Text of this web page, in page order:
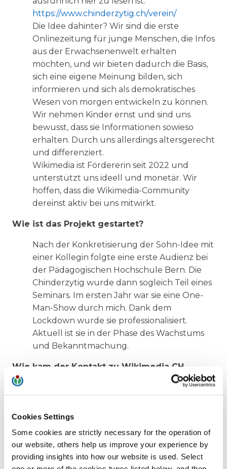
Cookies Settings
Some cookies are strictly necessary for the operation of
our website, others help us improve your experience by
providing insights into how our website is used. Select
https://www.chinderzytig.ch/verein/
Die Idee dahinter? Wir sind die erste
Onlinezeitung für junge Menschen, die Infos
aus der Erwachsenenwelt erhalten
möchten, und wir bieten dadurch die Basis,
sich eine eigene Meinung bilden, sich
informieren und sich als demokratisches
Wesen von morgen entwickeln zu können.
Wir nehmen Kinder ernst und sind uns
bewusst, dass sie Informationen sowieso
erhalten. Durch uns allerdings altersgerecht
und differenziert.
Wikimedia ist Fördererin seit 2022 und
unterstützt uns ideell und monetär. Wir
hoffen, dass die Wikimedia-Community
dereinst aktiv bei uns mitwirkt.
Wie ist das Projekt gestartet?
Nach der Konkretisierung der Sohn-Idee mit
einer Kollegin folgte eine erste Audienz bei
der Pädagogischen Hochschule Bern. Die
Chinderzytig wurde dann sogleich Teil eines
Seminars. Im ersten Jahr war sie eine One-
Man-Show durch mich. Dank dem
Lockdown wurde sie professionalisiert.
Aktuell ist sie in der Phase des Wachstums
und Bekanntmachung.
Wie kam der Kontakt zu Wikimedia CH
zustande?
durch mich an den Community manager
schwingen. Danach gab es zwei Meetings.
Beim ersten war alles noch etwas
unbeholfen, beim zweiten wurden wir seriös